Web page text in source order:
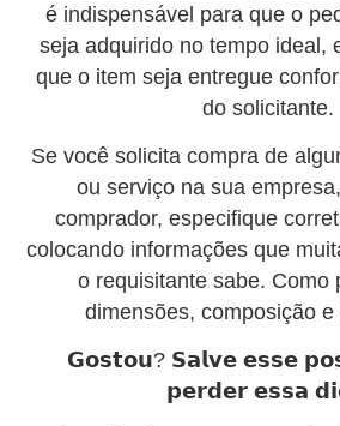
é indispensável para que o
seja adquirido no tempo ideal,
que o item seja entregue
do solicitante.
Se você solicita compra de
ou serviço na sua
comprador, especifique
colocando informações que
o requisitante sabe. Como
dimensões, composição e
𝗚𝗼𝘀𝘁𝗼𝘂? 𝗦𝗮𝗹𝘃𝗲 𝗲𝘀𝘀𝗲
𝗽𝗲𝗿𝗱𝗲𝗿 𝗲𝘀𝘀𝗮